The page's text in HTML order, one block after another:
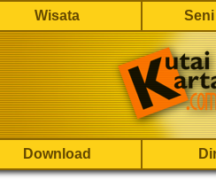
Wisata
Download